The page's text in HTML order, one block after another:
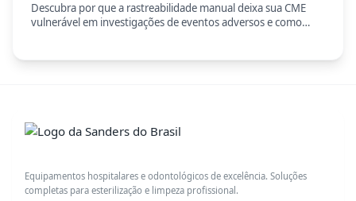
Descubra por que a rastreabilidade manual deixa sua CME
vulnerável em investigações de eventos adversos e como
Equipamentos hospitalares e odontológicos de excelência. Soluções
completas para esterilização e limpeza profissional.